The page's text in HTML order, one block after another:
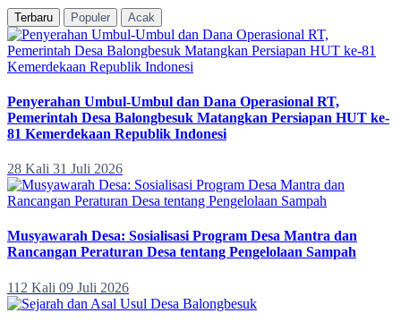
Terbaru Populer Acak
Penyerahan Umbul-Umbul dan Dana Operasional RT,
Pemerintah Desa Balongbesuk Matangkan Persiapan HUT ke-
81 Kemerdekaan Republik Indonesi
28 Kali 31 Juli 2026
Musyawarah Desa: Sosialisasi Program Desa Mantra dan
Rancangan Peraturan Desa tentang Pengelolaan Sampah
112 Kali 09 Juli 2026